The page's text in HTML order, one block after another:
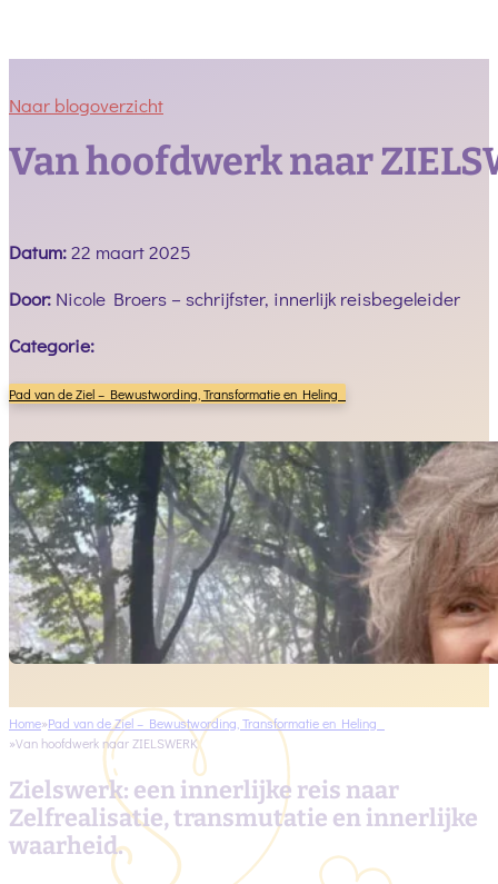
Naar blogoverzicht
Van hoofdwerk naar
Datum:22 maart 2025
Door: Nicole Broers – schrijfster, innerlijk reisbegeleider
Categorie:
Pad van de Ziel – Bewustwording, Transformatie en Heling
Home Pad van de Ziel – Bewustwording, Transformatie en Heling
Van hoofdwerk naar ZIELSWERK
Zielswerk: een innerlijke reis naar
Zelfrealisatie, transmutatie en innerlijke
waarheid.